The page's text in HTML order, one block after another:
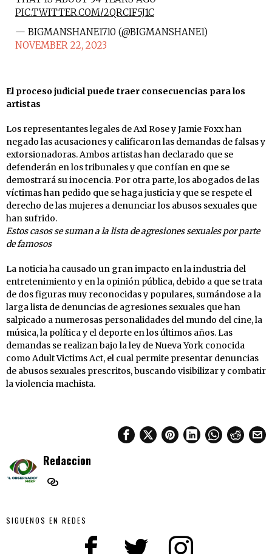
PIC.TWITTER.COM/2QRCIF5J1C
— BIGMANSHANE1710 (@BIGMANSHANE1)
NOVEMBER 22, 2023
El proceso judicial puede traer consecuencias para los
artistas
Los representantes legales de Axl Rose y Jamie Foxx han
negado las acusaciones y calificaron las demandas de falsas y
extorsionadoras. Ambos artistas han declarado que se
defenderán en los tribunales y que confían en que se
demostrará su inocencia. Por otra parte, los abogados de las
víctimas han pedido que se haga justicia y que se respete el
derecho de las mujeres a denunciar los abusos sexuales que
han sufrido.
Estos casos se suman a la lista de agresiones sexuales por parte
de famosos
La noticia ha causado un gran impacto en la industria del
entretenimiento y en la opinión pública, debido a que se trata
de dos figuras muy reconocidas y populares, sumándose a la
larga lista de denuncias de agresiones sexuales que han
salpicado a numerosas personalidades del mundo del cine, la
música, la política y el deporte en los últimos años. Las
demandas se realizan bajo la ley de Nueva York conocida
como Adult Victims Act, el cual permite presentar denuncias
de abusos sexuales prescritos, buscando visibilizar y combatir
la violencia machista.
Redaccion
SIGUENOS EN REDES